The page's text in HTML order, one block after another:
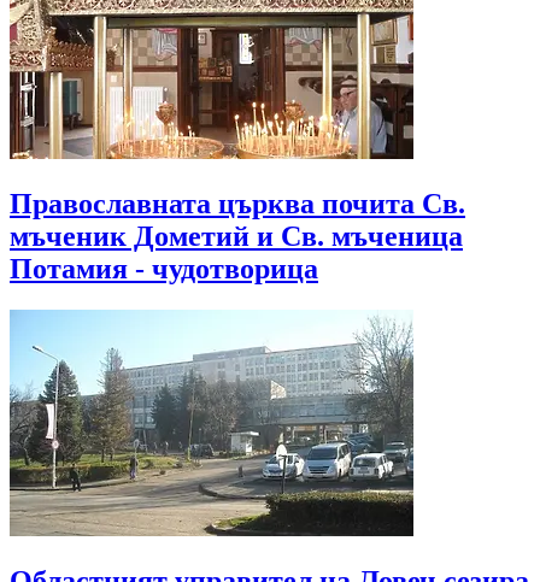
Православната църква почита Св.
мъченик Дометий и Св. мъченица
Потамия - чудотворица